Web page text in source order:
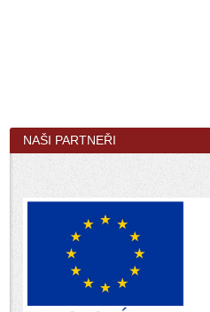
NAŠI PARTNEŘI